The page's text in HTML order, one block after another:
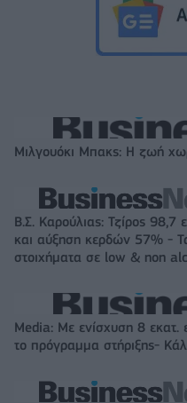
Μιλγουόκι Μπακς: Η ζωή
Β.Σ. Καρούλιας: Τζίρος 98,7
και αύξηση κερδών 57% -
στοιχήματα σε low & non
Media: Με ενίσχυση 8 εκατ.
το πρόγραμμα στήριξης-